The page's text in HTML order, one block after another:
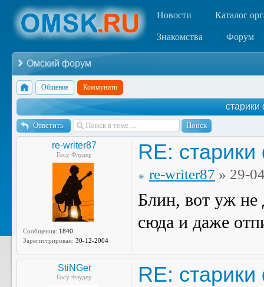
Новости Каталог
Знакомства Форум
Омский форум
Общение Коммунити
старики
Ответить
re-writer87
Госу Флудер
Сообщения: 1840
Зарегистрирован: 30-12-2004
RE:
re-writer87 » 29-
Блин, вот уж не
сюда и даже
StiNGer
Госу Флудер RE: